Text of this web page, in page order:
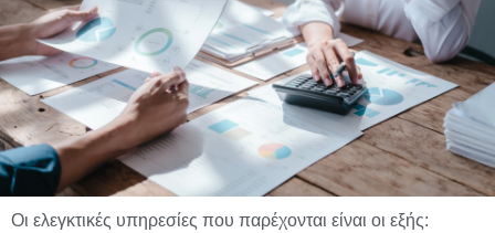
Οι ελεγκτικές υπηρεσίες που παρέχονται είναι οι εξής: